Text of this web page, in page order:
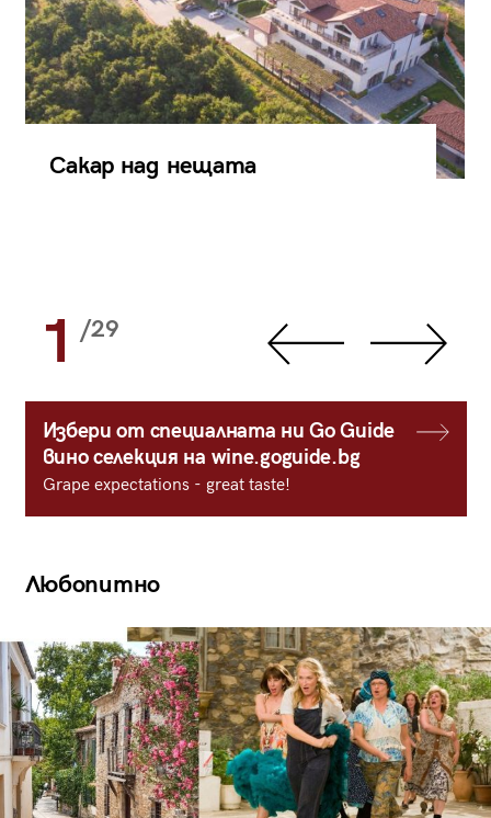
Сакар над нещата
1 /29
Избери от специалната ни Go Guide
вино селекция на wine.goguide.bg
Grape expectations - great taste!
Любопитно